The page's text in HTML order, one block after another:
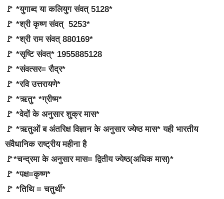
🚩 *युगाब्द या कलियुग संवत् 5128*
🚩 *श्री कृष्ण संवत् 5253*
🚩 *श्री राम संवत् 880169*
🚩 *सृष्टि संवत्* 1955885128
🚩 *संवत्सर= रौद्र*
🚩 *रवि उत्तरायणे*
🚩 *ऋतु* *ग्रीष्म*
🚩 *वेदों के अनुसार शुक्र मास*
🚩 *ऋतुओं ब अंतरिक्ष विज्ञान के अनुसार ज्येष्ठ मास* यही भारतीय
संवैधानिक राष्ट्रीय महीना है
🚩*चन्द्रमा के अनुसार मास= द्वितीय ज्येष्ठ(अधिक मास)*
🚩 *पक्ष=कृष्ण*
🚩 *तिथि = चतुर्थी*